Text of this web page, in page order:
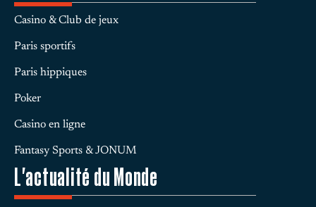
Casino & Club de jeux
Paris sportifs
Paris hippiques
Poker
Casino en ligne
Fantasy Sports & JONUM
L'actualité du Monde